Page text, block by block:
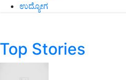
ಉದ್ಯೋಗ
Top Stories